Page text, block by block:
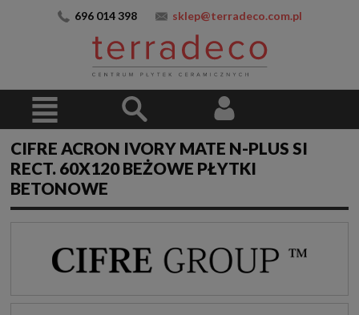
696 014 398 sklep@terradeco.com.pl
CIFRE ACRON IVORY MATE N-PLUS SI
RECT. 60X120 BEŻOWE PŁYTKI
BETONOWE